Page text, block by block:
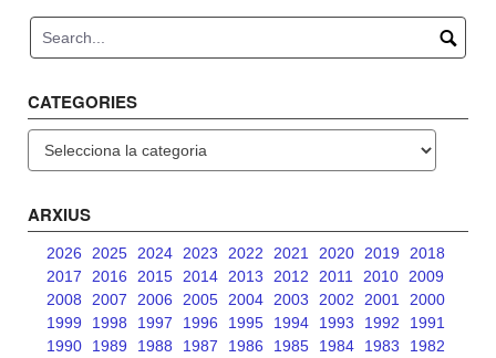
CATEGORIES
Categories
ARXIUS
2026 2025 2024 2023 2022 2021 2020 2019
2018
2017
2016 2015 2014 2013 2012 2011 2010
2009
2008
2007 2006 2005 2004 2003 2002 2001
2000
1999
1998 1997 1996 1995 1994 1993 1992
1991
1990
1989 1988 1987 1986 1985 1984 1983
1982